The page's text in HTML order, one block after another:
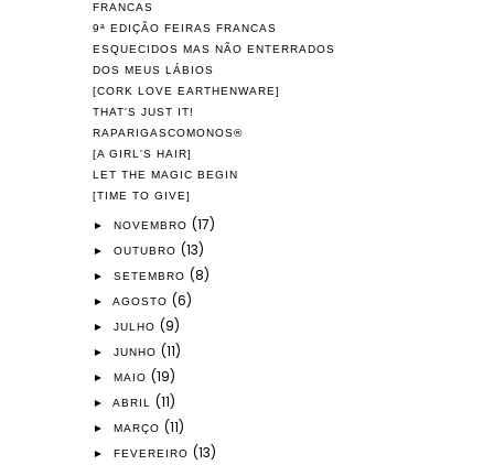
FRANCAS
9ª EDIÇÃO FEIRAS FRANCAS
ESQUECIDOS MAS NÃO ENTERRADOS
DOS MEUS LÁBIOS
[CORK LOVE EARTHENWARE]
THAT'S JUST IT!
RAPARIGASCOMONOS®
[A GIRL'S HAIR]
LET THE MAGIC BEGIN
[TIME TO GIVE]
► NOVEMBRO (17)
► OUTUBRO (13)
► SETEMBRO (8)
► AGOSTO (6)
► JULHO (9)
► JUNHO (11)
► MAIO (19)
► ABRIL (11)
► MARÇO (11)
► FEVEREIRO (13)